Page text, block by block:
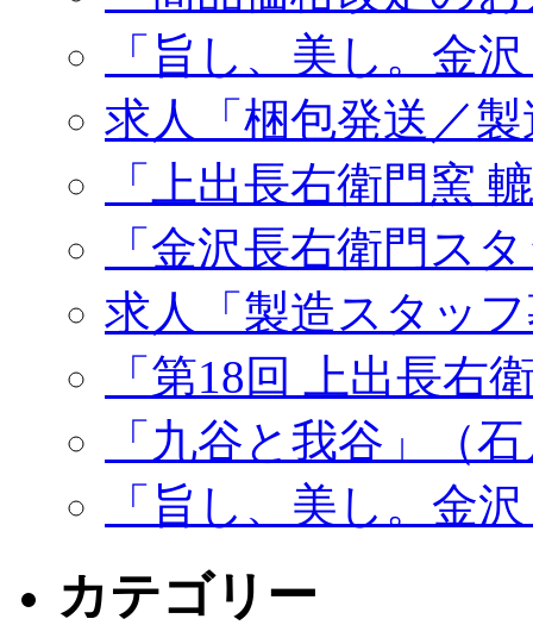
「旨し、美し。金
求人「梱包発送／
「上出長右衛門窯
「金沢長右衛門ス
求人「製造スタッ
「第18回 上出長右
「九谷と我谷」（
「旨し、美し。金
カテゴリー